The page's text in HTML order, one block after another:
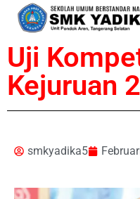
Uji
Kejuruan
smkyadika5